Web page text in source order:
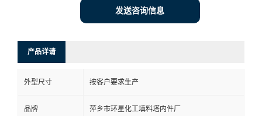
发送咨询信息
产品详请
外型尺寸 按客户要求生产
品牌 萍乡市环星化工填料塔内件厂